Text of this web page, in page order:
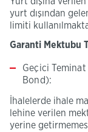
yurt dışından
limiti
Garanti Mektubu
Geçici
Bond):
İhalelerde ihale
lehine verilen
yerine